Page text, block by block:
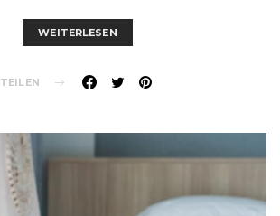
WEITERLESEN
TEILEN